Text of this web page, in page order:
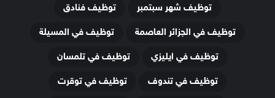
توظيف شهر سبتمبر
توظيف فنادق
توظيف في الجزائر العاصمة
توظيف في المسيلة
توظيف في ايليزي
توظيف في تلمسان
توظيف في تندوف
توظيف في توقرت